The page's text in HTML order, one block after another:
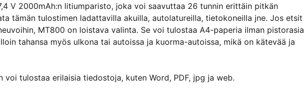
V 2000mAh:n litiumparisto, joka voi saavuttaa 26 tunnin erittäin pitkän
tämän tulostimen ladattavilla akuilla, autolatureilla, tietokoneilla jne. Jos
MT800 on loistava valinta. Se voi tulostaa A4-paperia ilman
tahansa myös ulkona tai autoissa ja kuorma-autoissa, mikä on kätevää ja
tulostaa erilaisia tiedostoja, kuten Word, PDF, jpg ja web.